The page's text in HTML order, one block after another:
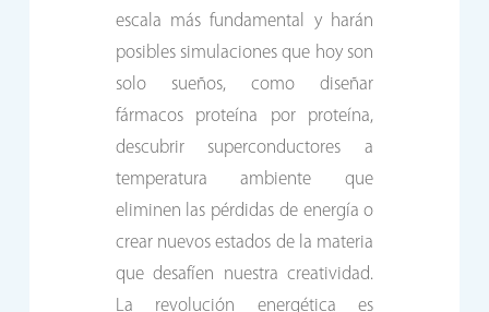
escala más fundamental y harán
posibles simulaciones que hoy son
solo sueños, como diseñar
fármacos proteína por proteína,
descubrir superconductores a
temperatura ambiente que
eliminen las pérdidas de energía o
crear nuevos estados de la materia
que desafíen nuestra creatividad.
La revolución energética es